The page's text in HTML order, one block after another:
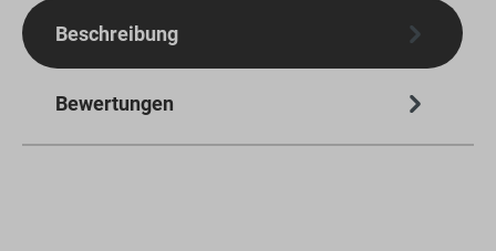
Beschreibung
Bewertungen